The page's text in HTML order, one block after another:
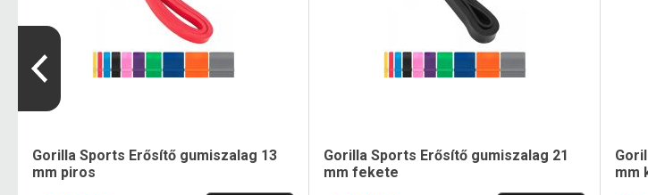
Gorilla Sports Erősítő gumiszalag 13
mm piros
Gorilla Sports Erősítő gumiszalag 21
mm fekete
mm